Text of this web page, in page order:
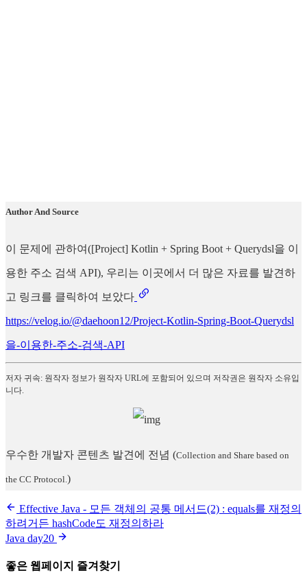
Author And Source
이 문제에 관하여([Project] Kotlin + Spring Boot + Querydsl을 이
용한 주소 검색 API), 우리는 이곳에서 더 많은 자료를 발견하
고 링크를 클릭하여 보았다
https://velog.io/@daehoon12/Project-Kotlin-Spring-Boot-Querydsl
을-이용한-주소-검색-API
저자 귀속: 원작자 정보가 원작자 URL에 포함되어 있으며 저작권은 원작자 소유입
니다.
우수한 개발자 콘텐츠 발견에 전념 (Collection and Share based on
the CC Protocol. )
Effective Java - 모든 객체의 공통 메서드(2) : equals를 재정의
하려거든 hashCode도 재정의하라
Java day20
좋은 웹페이지 즐겨찾기